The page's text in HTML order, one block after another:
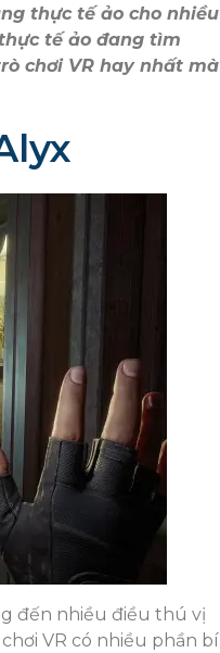
thực tế ảo cho nhiều
tế ảo đang tìm
chơi VR hay nhất mà
đến nhiều điều thú vị
VR có nhiều phần bí